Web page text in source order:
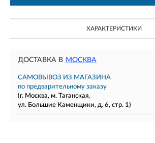
ХАРАКТЕРИСТИКИ
ДОСТАВКА В МОСКВА
САМОВЫВОЗ ИЗ МАГАЗИНА
по предварительному заказу
(г. Москва, м. Таганская,
ул. Большие Каменщики, д. 6, стр. 1)